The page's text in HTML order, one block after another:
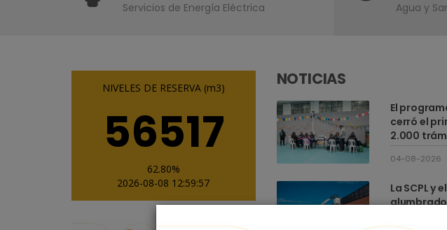
Servicios de Energía Eléctrica Agua y
NIVELES DE RESERVA (m3)
56517
62.80%
2026-08-08 12:59:57
NOTICIAS
El
cerró el
2.000
04-08-2026
La SCPL y
alumbrado